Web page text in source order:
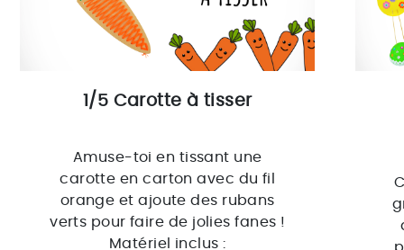
1/5 Carotte à tisser
Amuse-toi en tissant une
carotte en carton avec du fil
orange et ajoute des rubans
verts pour faire de jolies fanes !
Matériel inclus :